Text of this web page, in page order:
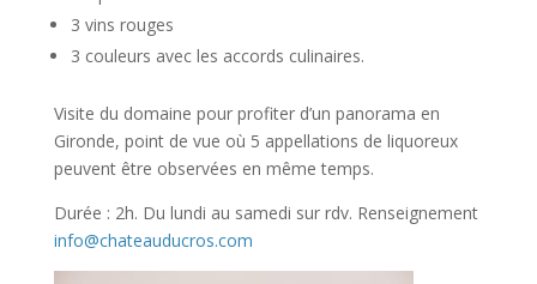
3 vins rouges
3 couleurs avec les accords culinaires.
Visite du domaine pour profiter d’un panorama en
Gironde, point de vue où 5 appellations de liquoreux
peuvent être observées en même temps.
Durée : 2h. Du lundi au samedi sur rdv. Renseignement
info@chateauducros.com